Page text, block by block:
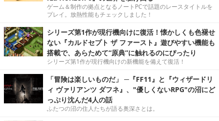
ゲーム＆制作の拠点となるノートPCで話題のレースタイトルを
プレイ。放熱性能もチェックしました！
シリーズ第1作が現行機向けに復活！懐かしくも色褪せ
ない『カルドセプト ザ ファースト』遊びやすい機能も
搭載で、あらためて“原典”に触れるのにぴったり
シリーズ第1作が現行機向けの新機能を備えて復活！
「冒険は楽しいものだ」 ─『FF11』と『ウィザードリ
ィ ヴァリアンツ ダフネ』、"優しくないRPG"の沼にど
っぷり沈んだ4人の話
ふたつの沼の住人たちが語る奥深さとは。